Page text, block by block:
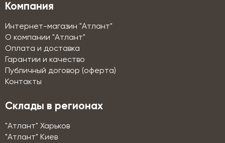
Компания
Интернет-магазин "Атлант"
О компании "Атлант"
Оплата и доставка
Гарантии и качество
Публичный договор (оферта)
Контакты
Склады в регионах
"Атлант" Харьков
"Атлант" Киев